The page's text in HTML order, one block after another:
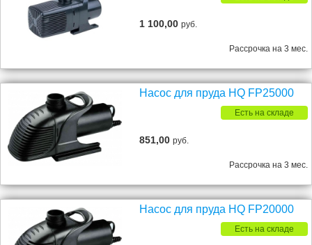
1 100,00руб.
Рассрочка на 3 мес.
Насос для пруда HQ FP25000
Есть на складе
851,00руб.
Рассрочка на 3 мес.
Насос для пруда HQ FP20000
Есть на складе